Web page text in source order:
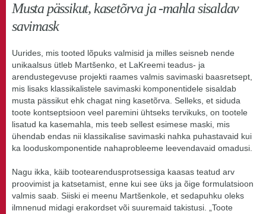
Musta pässikut, kasetõrva ja -mahla sisaldav
savimask
Uurides, mis tooted lõpuks valmisid ja milles seisneb nende
unikaalsus ütleb Martšenko, et LaKreemi teadus- ja
arendustegevuse projekti raames valmis savimaski baasretsept,
mis lisaks klassikalistele savimaski komponentidele sisaldab
musta pässikut ehk chagat ning kasetõrva. Selleks, et siduda
toote kontseptsioon veel paremini ühtseks tervikuks, on tootele
lisatud ka kasemahla, mis teeb sellest esimese maski, mis
ühendab endas nii klassikalise savimaski nahka puhastavaid kui
ka looduskomponentide nahaprobleeme leevendavaid omadusi.
Nagu ikka, käib tootearendusprotsessiga kaasas teatud arv
proovimist ja katsetamist, enne kui see üks ja õige formulatsioon
valmis saab. Siiski ei meenu Martšenkole, et sedapuhku oleks
ilmnenud midagi erakordset või suuremaid takistusi. „Toote